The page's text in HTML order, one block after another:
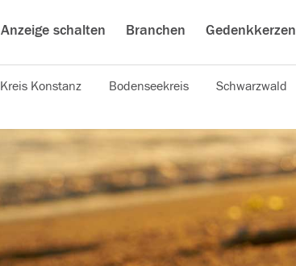
Anzeige schalten Branchen Gedenkkerzen
Kreis Konstanz Bodenseekreis Schwarzwald